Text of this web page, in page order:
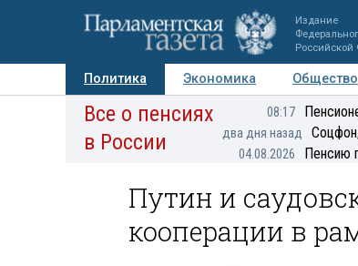
Издание
Российской
Политика Экономика Общество
Авторы Персоны Мнения
Все о пенсиях
в России
08:17
два дня назад
04.08.2026 Пенсию
Путин и
кооперации в